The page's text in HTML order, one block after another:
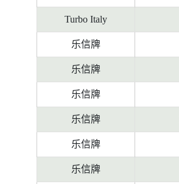
Turbo Italy
乐信牌
乐信牌
乐信牌
乐信牌
乐信牌
乐信牌